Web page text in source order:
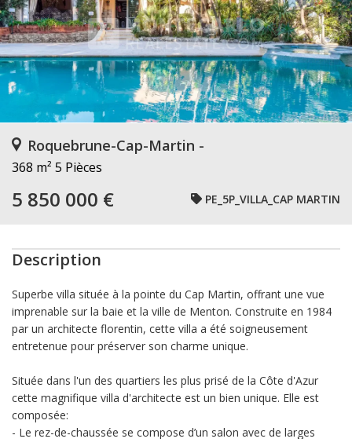
Roquebrune-Cap-Martin -
368 m² 5 Pièces
5 850 000 € PE_5P_VILLA_CAP MARTIN
Description
Superbe villa située à la pointe du Cap Martin, offrant une vue
imprenable sur la baie et la ville de Menton. Construite en 1984
par un architecte florentin, cette villa a été soigneusement
entretenue pour préserver son charme unique.
Située dans l'un des quartiers les plus prisé de la Côte d'Azur
cette magnifique villa d'architecte est un bien unique. Elle est
composée:
- Le rez-de-chaussée se compose d’un salon avec de larges